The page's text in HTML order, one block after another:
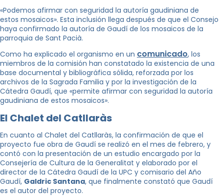
«Podemos afirmar con seguridad la autoría gaudiniana de
estos mosaicos». Esta inclusión llega después de que el Consejo
haya confirmado la autoría de Gaudí de los mosaicos de la
parroquia de Sant Pacià.
Como ha explicado el organismo en un comunicado, los
miembros de la comisión han constatado la existencia de una
base documental y bibliográfica sólida, reforzada por los
archivos de la Sagrada Familia y por la investigación de la
Cátedra Gaudí, que «permite afirmar con seguridad la autoría
gaudiniana de estos mosaicos».
El Chalet del Catllaràs
En cuanto al Chalet del Catllaràs, la confirmación de que el
proyecto fue obra de Gaudí se realizó en el mes de febrero, y
contó con la presentación de un estudio encargado por la
Consejería de Cultura de la Generalitat y elaborado por el
director de la Cátedra Gaudí de la UPC y comisario del Año
Gaudí, Galdric Santana, que finalmente constató que Gaudí
es el autor del proyecto.